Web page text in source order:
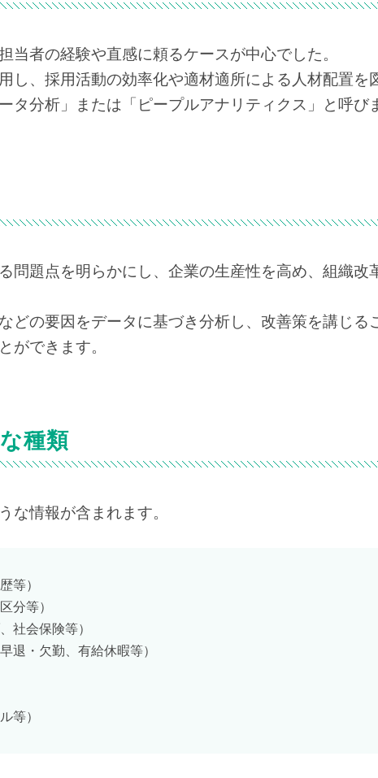
者の経験や直感に頼るケースが中心でした。
し、採用活動の効率化や適材適所による人材配置を
タ分析」または「ピープルアナリティクス」と呼び
問題点を明らかにし、企業の生産性を高め、組織改
どの要因をデータに基づき分析し、改善策を講じる
ができます。
種類
な情報が含まれます。
等）
分等）
社会保険等）
退・欠勤、有給休暇等）
等）